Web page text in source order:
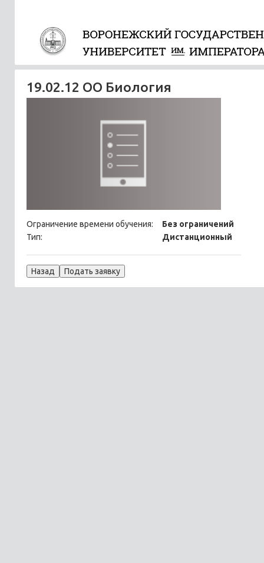
19.02.12 ОО Биология
Ограничение времени обучения:
Без ограничений
Тип:
Дистанционный